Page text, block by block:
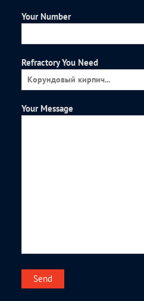
Your Number
Refractory You Need
Your Message